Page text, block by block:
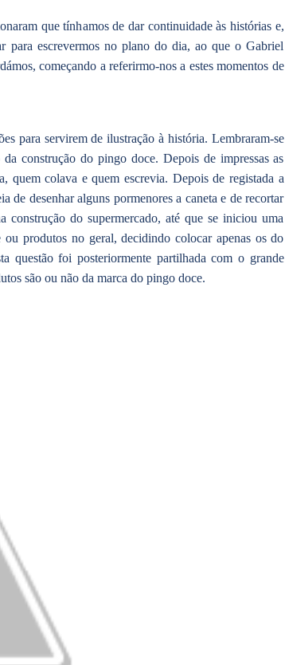
que tínhamos de dar continuidade às histórias e,
para escrevermos no plano do dia, ao que o Gabriel
começando a referirmo-nos a estes momentos de
para servirem de ilustração à história. Lembraram-se
construção do pingo doce. Depois de impressas as
quem colava e quem escrevia. Depois de registada a
de desenhar alguns pormenores a caneta e de recortar
do supermercado, até que se iniciou uma
produtos no geral, decidindo colocar apenas os do
questão foi posteriormente partilhada com o grande
são ou não da marca do pingo doce.